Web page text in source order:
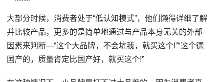
大部分时候，消费者处于“低认知模式”，他们懒得详细了解
并比较产品，更多的是简单地通过与产品本身无关的外部
因素来判断—“这个大品牌，不会坑我，就买这个!”“这个德
国产的，质量肯定比国产好，就买这个!”